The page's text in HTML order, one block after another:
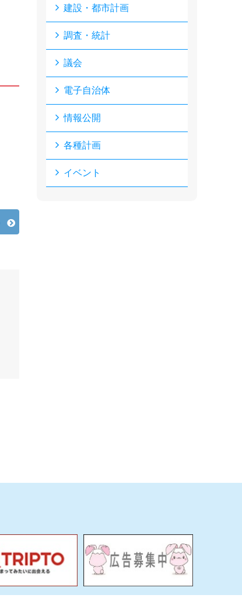
建設・都市計画
調査・統計
議会
電子自治体
情報公開
各種計画
イベント